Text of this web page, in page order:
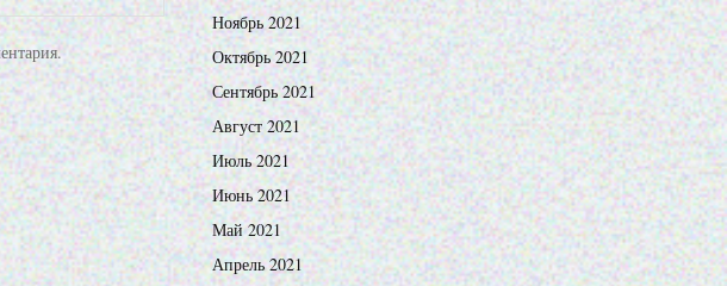
Ноябрь 2021
Октябрь 2021
Сентябрь 2021
Август 2021
Июль 2021
Июнь 2021
Май 2021
Апрель 2021